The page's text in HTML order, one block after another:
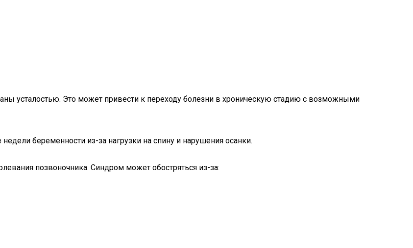
усталостью. Это может привести к переходу болезни в хроническую стадию с возможными
беременности из-за нагрузки на спину и нарушения осанки.
позвоночника. Синдром может обостряться из-за: